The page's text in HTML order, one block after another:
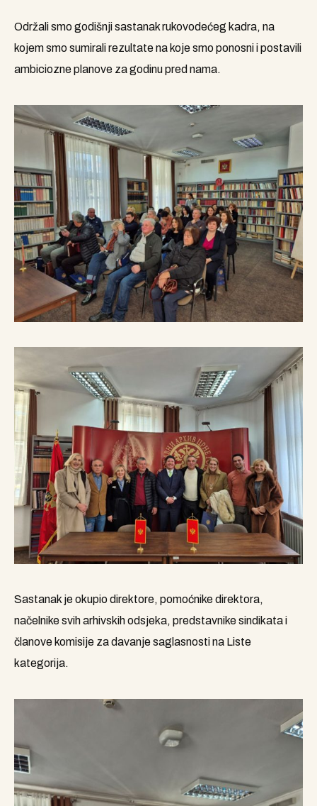
Održali smo godišnji sastanak rukovodećeg kadra, na
kojem smo sumirali rezultate na koje smo ponosni i postavili
ambiciozne planove za godinu pred nama.
Sastanak je okupio direktore, pomoćnike direktora,
načelnike svih arhivskih odsjeka, predstavnike sindikata i
članove komisije za davanje saglasnosti na Liste
kategorija.